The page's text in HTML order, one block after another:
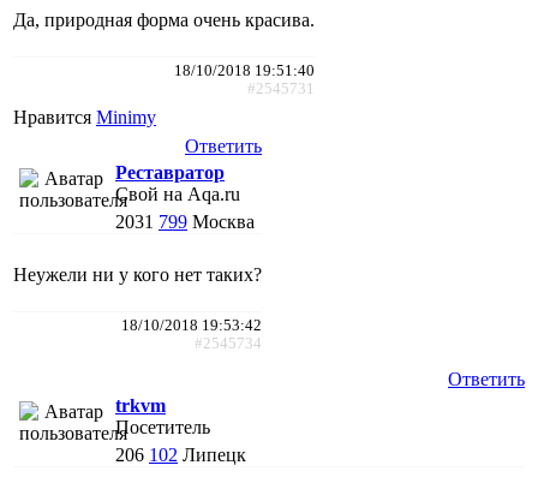
Да, природная форма очень красива.
18/10/2018 19:51:40
#2545731
Нравится Minimy
Ответить
Реставратор
Свой на Aqa.ru
2031 799 Москва
Неужели ни у кого нет таких?
18/10/2018 19:53:42
#2545734
Ответить
trkvm
Посетитель
206 102 Липецк